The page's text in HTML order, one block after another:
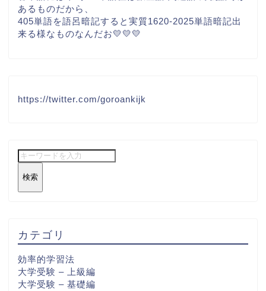
あるものだから、
405単語を語呂暗記すると実質1620-2025単語暗記出
来る様なものなんだお💛💛💛
https://twitter.com/goroankijk
検索
カテゴリ
効率的学習法
大学受験 – 上級編
大学受験 – 基礎編